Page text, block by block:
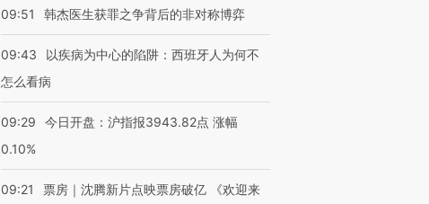
09:51 韩杰医生获罪之争背后的非对称博弈
09:43
以疾病为中心的陷阱：西班牙人为何不
怎么看病
09:29
今日开盘：沪指报3943.82点 涨幅
0.10%
09:21 票房｜沈腾新片点映票房破亿 《欢迎来